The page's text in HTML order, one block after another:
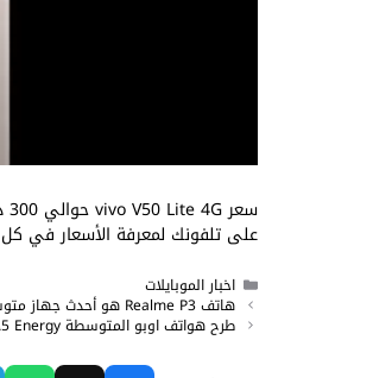
على تلفونك لمعرفة الأسعار في كل
التصنيفات
اخبار الموبايلات
هاتف Realme P3 هو أحدث جهاز متوسط من ريلمي بتصميم فضائي
طرح هواتف اوبو المتوسطة Oppo A5/A5 Energy في الخارج